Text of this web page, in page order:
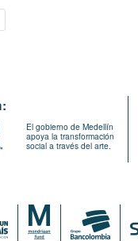
El gobierno de Medellín
apoya la transformación
social a través del arte.